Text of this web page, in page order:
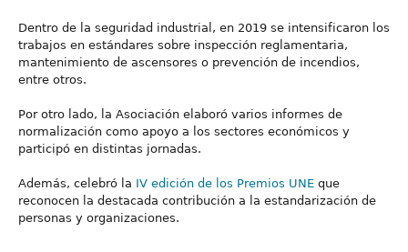
Dentro de la seguridad industrial, en 2019 se intensificaron los
trabajos en estándares sobre inspección reglamentaria,
mantenimiento de ascensores o prevención de incendios,
entre otros.
Por otro lado, la Asociación elaboró varios informes de
normalización como apoyo a los sectores económicos y
participó en distintas jornadas.
Además, celebró la IV edición de los Premios UNE que
reconocen la destacada contribución a la estandarización de
personas y organizaciones.